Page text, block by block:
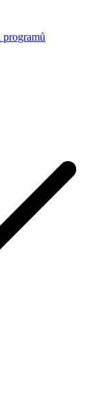
programů